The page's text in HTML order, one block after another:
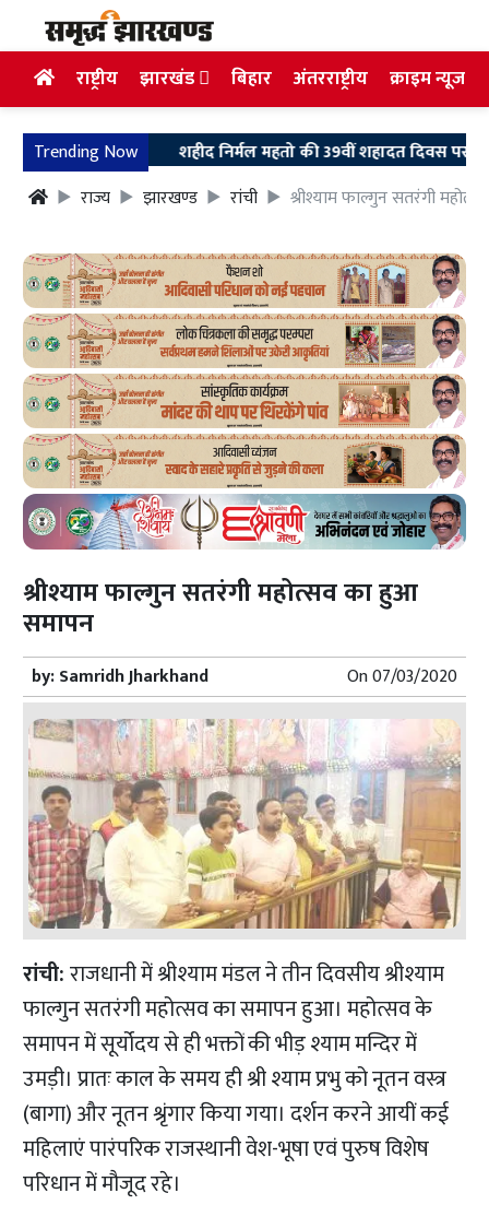
राष्ट्रीय झारखंड बिहार अंतरराष्ट्रीय क्राइम न्यूज
Trending Nowशहीद निर्मल महतो की 39वीं शहादत दिवस पर उलियान
राज्य
झारखण्ड रांची श्रीश्याम फाल्गुन सतरंगी
श्रीश्याम फाल्गुन सतरंगी महोत्सव का हुआ
समापन
by:Samridh Jharkhand On07/03/2020
रांची:राजधानी में श्रीश्याम मंडल ने तीन दिवसीयश्रीश्याम
फाल्गुन सतरंगी महोत्सव का समापन हुआ। महोत्सव के
समापन में सूर्योदय से ही भक्तों की भीड़ श्याम मन्दिर में
उमड़ी। प्रातः काल के समय ही श्री श्याम प्रभु को नूतन वस्त्र
(बागा) और नूतन श्रृंगार किया गया। दर्शन करने आयीं कई
महिलाएं पारंपरिक राजस्थानी वेश-भूषा एवं पुरुष विशेष
परिधान में मौजूद रहे।